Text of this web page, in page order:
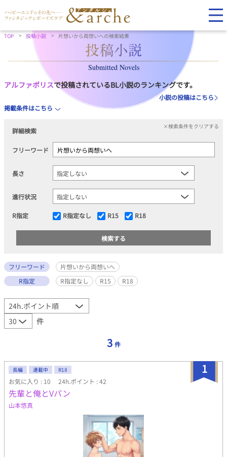
TOP 投稿小説 片想いから両想いへの検索結果
Submitted Novels
アルファポリスで投稿されているBL小説のランキングです。
小説の投稿はこちら
掲載条件はこちら
詳細検索
×検索条件をクリアする
フリーワード
長さ
進行状況
R指定 R指定なし R15 R18
フリーワード
片想いから両想いへ
R指定
R指定なし R15 R18
件
3 件
1
長編 連載中 R18
お気に入り : 10 24h.ポイント : 42
先輩と俺とVパン
山本悠真